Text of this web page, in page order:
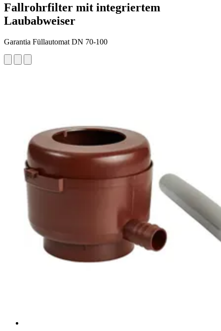
Fallrohrfilter mit integriertem
Laubabweiser
Garantia Füllautomat DN 70-100